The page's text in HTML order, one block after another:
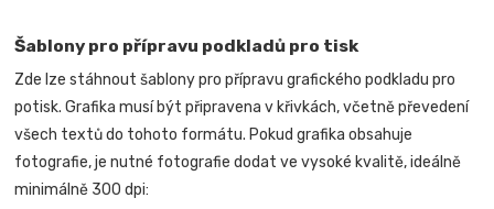
Šablony pro přípravu podkladů pro tisk
Zde lze stáhnout šablony pro přípravu grafického podkladu pro
potisk. Grafika musí být připravena v křivkách, včetně převedení
všech textů do tohoto formátu. Pokud grafika obsahuje
fotografie, je nutné fotografie dodat ve vysoké kvalitě, ideálně
minimálně 300 dpi: